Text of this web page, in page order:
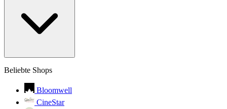
Beliebte Shops
Bloomwell
CineStar